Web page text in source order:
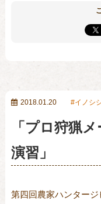
2018.01.20 イノシ
「プロ狩猟
演習」
第四回農家ハンター